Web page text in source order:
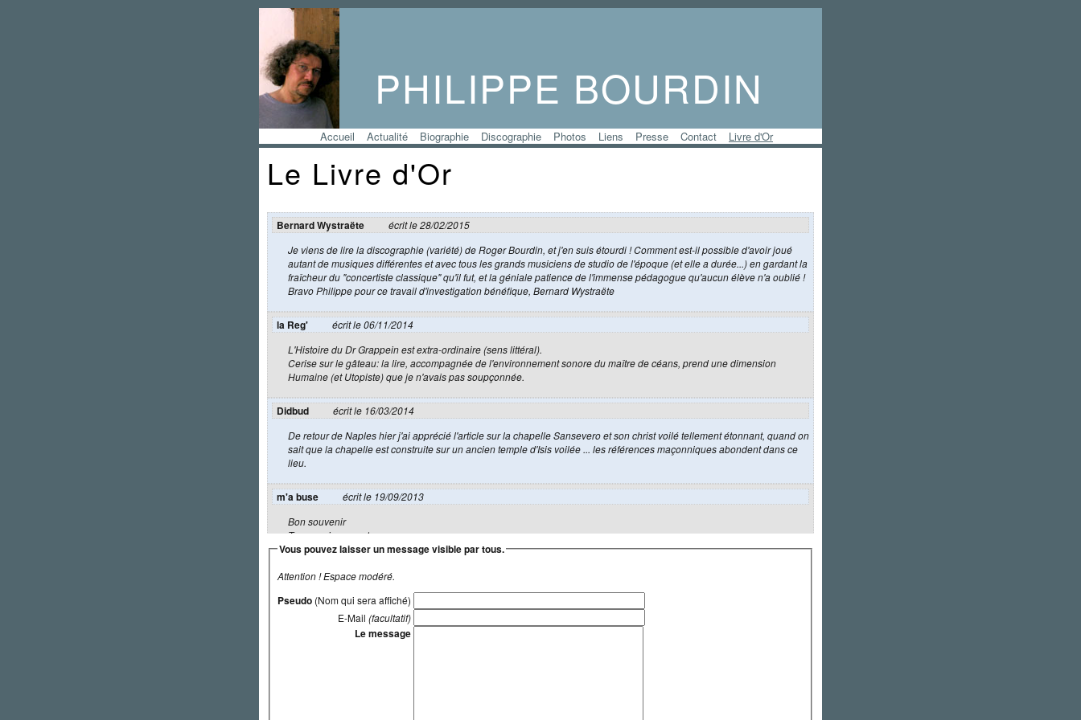
PHILIPPE BOURDIN
Accueil Actualité Biographie Discographie Photos Liens Presse Contact Livre d'Or
Le Livre d'Or
Bernard Wystraëte
écrit le 28/02/2015
Je viens de lire la discographie (variété) de Roger Bourdin, et j'en suis étourdi ! Comment est-il possible d'avoir joué
autant de musiques différentes et avec tous les grands musiciens de studio de l'époque (et elle a durée...) en gardant la
fraîcheur du "concertiste classique" qu'il fut, et la géniale patience de l'immense pédagogue qu'aucun élève n'a oublié !
Bravo Philippe pour ce travail d'investigation bénéfique, Bernard Wystraëte
la Reg'
écrit le 06/11/2014
L'Histoire du Dr Grappein est extra-ordinaire (sens littéral).
Cerise sur le gâteau: la lire, accompagnée de l'environnement sonore du maître de céans, prend une dimension
Humaine (et Utopiste) que je n'avais pas soupçonnée.
Didbud
écrit le 16/03/2014
De retour de Naples hier j'ai apprécié l'article sur la chapelle Sansevero et son christ voilé tellement étonnant, quand on
sait que la chapelle est construite sur un ancien temple d'Isis voilée ... les références maçonniques abondent dans ce
lieu.
m'a buse
écrit le 19/09/2013
Bon souvenir
Ton enseignement me manque
Que je retrouve dans une autre nouvelle passion
Le ténor est toujours là et travaillé mais bien seul
Hélène (août 2013)
écrit le 09/08/2013
Quel bonheur de tomber par hasard sur un site si intéressant ; en particulier, votre article sur la chapelle Sansevero à
Vous pouvez laisser un message visible par tous.
Attention ! Espace modéré.
Pseudo (Nom qui sera affiché)
E-Mail (facultatif)
Le message